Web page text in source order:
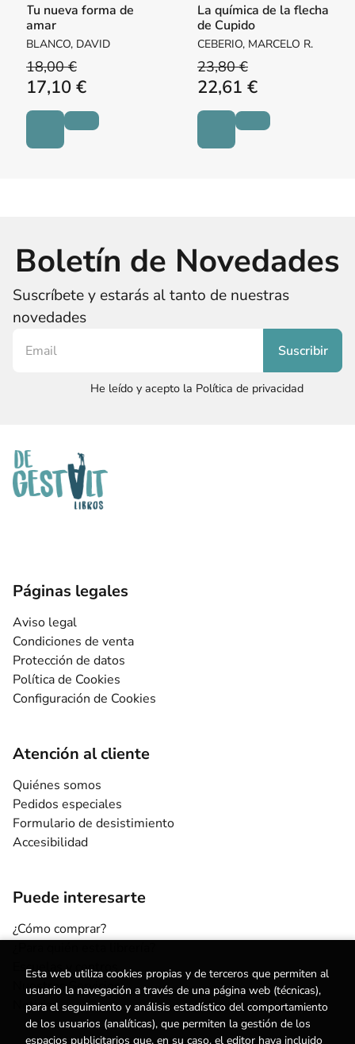
Tu nueva forma de
amar
BLANCO, DAVID
18,00 €
17,10 €
La química de la flecha
de Cupido
CEBERIO, MARCELO R.
23,80 €
22,61 €
Boletín de Novedades
Suscríbete y estarás al tanto de nuestras
novedades
He leído y acepto la Política de privacidad
Páginas legales
Aviso legal
Condiciones de venta
Protección de datos
Política de Cookies
Configuración de Cookies
Atención al cliente
Quiénes somos
Pedidos especiales
Formulario de desistimiento
Accesibilidad
Puede interesarte
¿Cómo comprar?
Escuelas y centros
Nuestros Servicios
Noticias
Esta web utiliza cookies propias y de terceros que permiten al
usuario la navegación a través de una página web (técnicas),
para el seguimiento y análisis estadístico del comportamiento
de los usuarios (analíticas), que permiten la gestión de los
espacios publicitarios que, en su caso, el editor haya incluido